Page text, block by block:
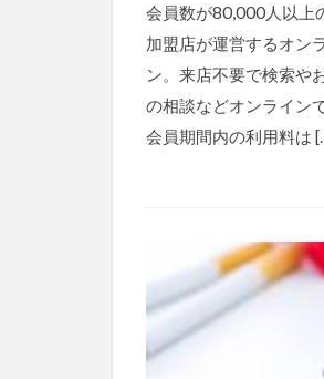
会員数が80,000人以上
加盟店が運営するオン
ン。来店不要で検索や
の相談などオンライン
会員期間内の利用料は